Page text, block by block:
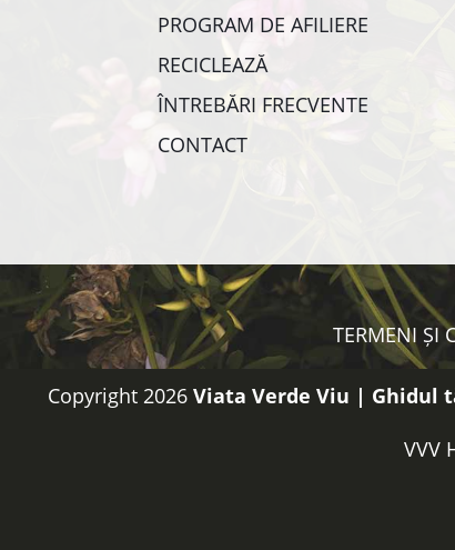
PROGRAM DE AFILIERE
RECICLEAZĂ
ÎNTREBĂRI FRECVENTE
CONTACT
TERMENI ȘI
Copyright 2026 Viata Verde Viu | Ghidul
VVV